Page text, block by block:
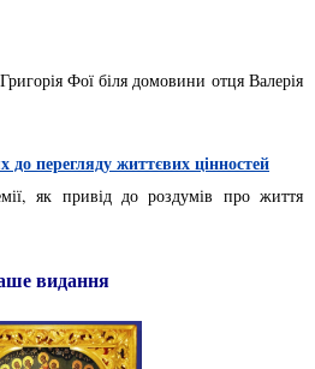
Фої біля домовини отця Валерія
перегляду життєвих цінностей
як привід до роздумів про життя
видання